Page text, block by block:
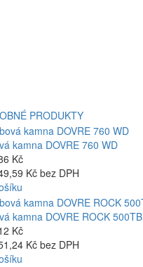
PRODUKTY
kamna DOVRE 760 WD
Kč
Kč bez DPH
kamna DOVRE ROCK 500TB
Kč
Kč bez DPH